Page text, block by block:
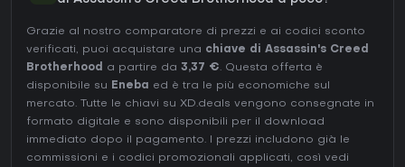
Grazie al nostro comparatore di prezzi e ai codici sconto
verificati, puoi acquistare una chiave di Assassin's Creed
Brotherhood
a partire da 3,37 €. Questa offerta è
disponibile su Eneba
ed è tra le più economiche sul
mercato. Tutte le chiavi su XD.deals vengono consegnate in
formato digitale e sono disponibili per il download
immediato dopo il pagamento. I prezzi includono già le
commissioni e i codici promozionali applicati, così vedi